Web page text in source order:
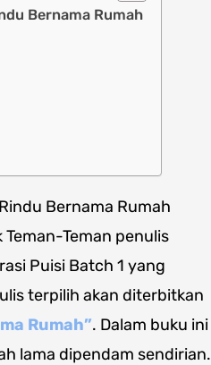
Bernama Rumah
Bernama Rumah
Teman penulis
Puisi Batch 1 yang
terpilih akan diterbitkan
Rumah”. Dalam buku ini
lama dipendam sendirian.